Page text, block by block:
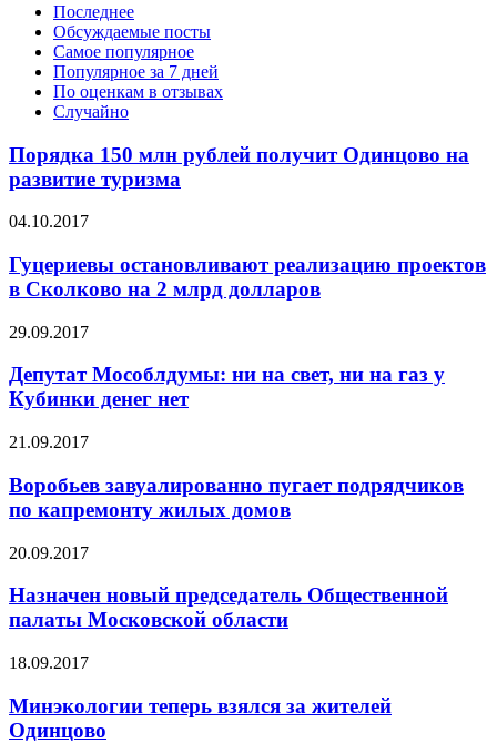
Последнее
Обсуждаемые посты
Самое популярное
Популярное за 7 дней
По оценкам в отзывах
Случайно
Порядка 150 млн рублей получит Одинцово на
развитие туризма
04.10.2017
Гуцериевы остановливают реализацию проектов
в Сколково на 2 млрд долларов
29.09.2017
Депутат Мособлдумы: ни на свет, ни на газ у
Кубинки денег нет
21.09.2017
Воробьев завуалированно пугает подрядчиков
по капремонту жилых домов
20.09.2017
Назначен новый председатель Общественной
палаты Московской области
18.09.2017
Минэкологии теперь взялся за жителей
Одинцово